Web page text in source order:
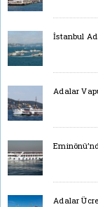
İstanbul
Adalar
Adalar